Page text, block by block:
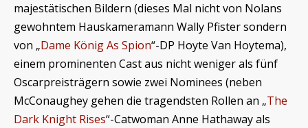
majestätischen Bildern (dieses Mal nicht von Nolans
gewohntem Hauskameramann Wally Pfister sondern
von „Dame König As Spion“-DP Hoyte Van Hoytema),
einem prominenten Cast aus nicht weniger als fünf
Oscarpreisträgern sowie zwei Nominees (neben
McConaughey gehen die tragendsten Rollen an „The
Dark Knight Rises“-Catwoman Anne Hathaway als